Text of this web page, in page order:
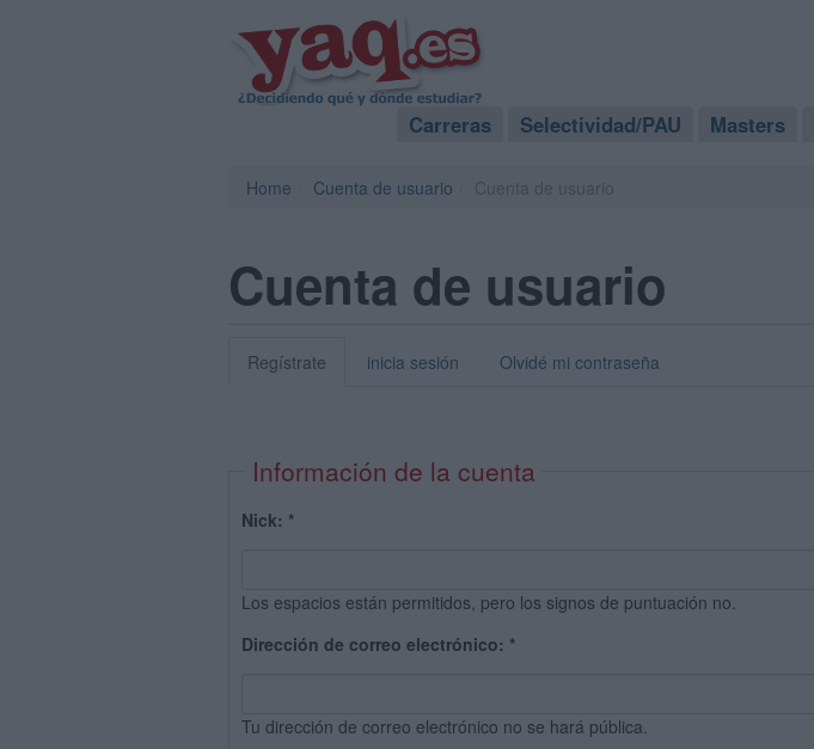
Carreras Selectividad/PAU Masters
Home Cuenta de usuario
Cuenta de usuario
Regístrate inicia sesión Olvidé mi contraseña
Información de la cuenta
Nick: *
Los espacios están permitidos, pero los signos de puntuación no.
Dirección de correo electrónico: *
Tu dirección de correo electrónico no se hará pública.